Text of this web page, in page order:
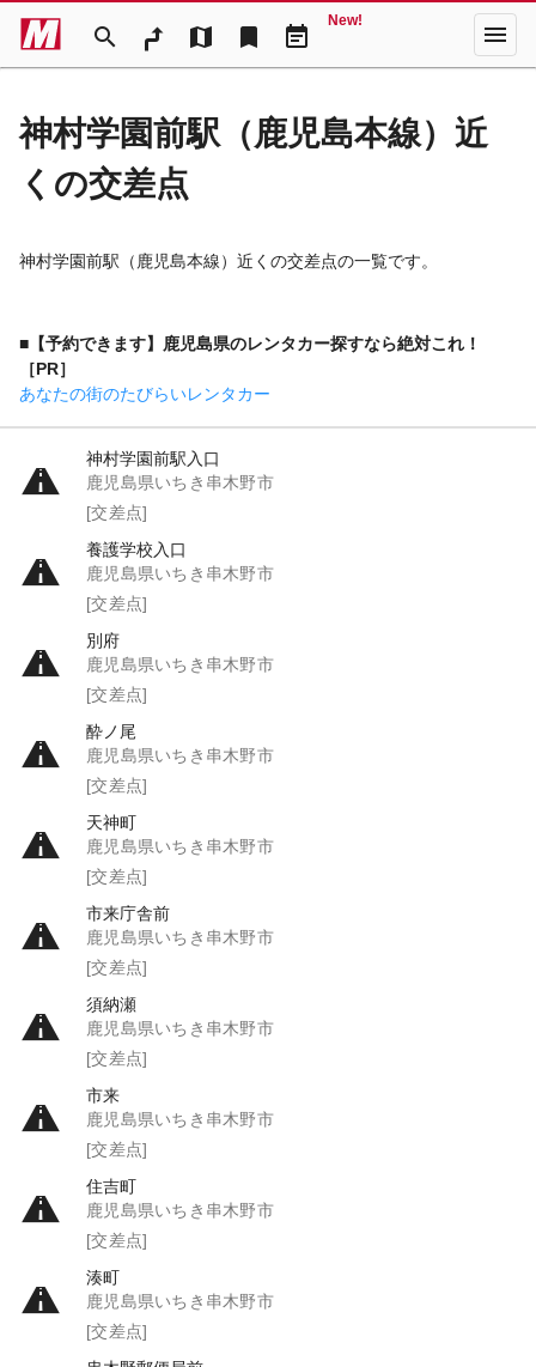
search map bookmark event_note
New! menu
神村学園前駅（鹿児島本線）近
くの交差点
神村学園前駅（鹿児島本線）近くの交差点の一覧です。
■【予約できます】鹿児島県のレンタカー探すなら絶対これ！
［PR］
あなたの街のたびらいレンタカー
神村学園前駅入口
鹿児島県いちき串木野市
[交差点]
養護学校入口
鹿児島県いちき串木野市
[交差点]
別府
鹿児島県いちき串木野市
[交差点]
酔ノ尾
鹿児島県いちき串木野市
[交差点]
天神町
鹿児島県いちき串木野市
[交差点]
市来庁舎前
鹿児島県いちき串木野市
[交差点]
須納瀬
鹿児島県いちき串木野市
[交差点]
市来
鹿児島県いちき串木野市
[交差点]
住吉町
鹿児島県いちき串木野市
[交差点]
湊町
鹿児島県いちき串木野市
[交差点]